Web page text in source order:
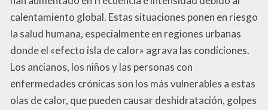
calentamiento global. Estas situaciones ponen en riesgo
la salud humana, especialmente en regiones urbanas
donde el «efecto isla de calor» agrava las condiciones.
Los ancianos, los niños y las personas con
enfermedades crónicas son los más vulnerables a estas
olas de calor, que pueden causar deshidratación, golpes